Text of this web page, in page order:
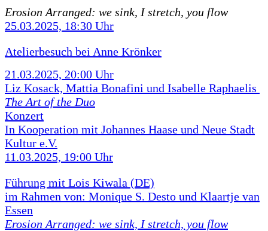
Erosion Arranged: we sink, I stretch, you flow
25.03.2025, 18:30 Uhr
Atelierbesuch bei Anne Krönker
21.03.2025, 20:00 Uhr
Liz Kosack, Mattia Bonafini und Isabelle Raphaelis
The Art of the Duo
Konzert
In Kooperation mit Johannes Haase und Neue Stadt
Kultur e.V.
11.03.2025, 19:00 Uhr
Führung mit Lois Kiwala (DE)
im Rahmen von: Monique S. Desto und Klaartje van
Essen
Erosion Arranged: we sink, I stretch, you flow